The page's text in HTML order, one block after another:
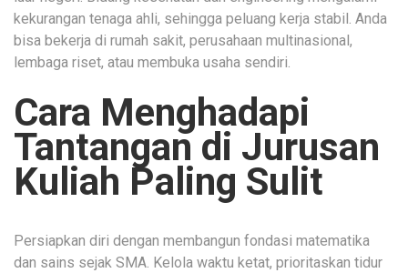
kekurangan tenaga ahli, sehingga peluang kerja stabil. Anda
bisa bekerja di rumah sakit, perusahaan multinasional,
lembaga riset, atau membuka usaha sendiri.
Cara Menghadapi
Tantangan di Jurusan
Kuliah Paling Sulit
Persiapkan diri dengan membangun fondasi matematika
dan sains sejak SMA. Kelola waktu ketat, prioritaskan tidur